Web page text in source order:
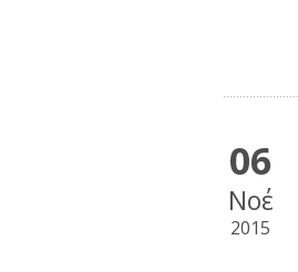
06
Νοέ
2015